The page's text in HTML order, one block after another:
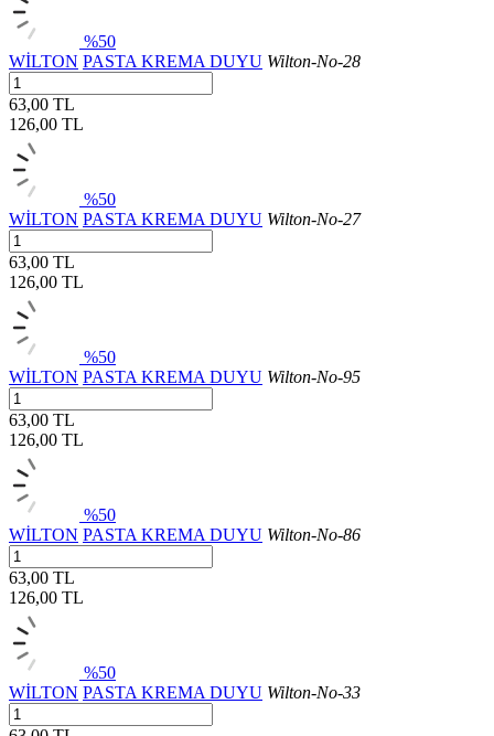
%50
WİLTON PASTA KREMA DUYU Wilton-No-28
63,00 TL
126,00 TL
%50
WİLTON PASTA KREMA DUYU Wilton-No-27
63,00 TL
126,00 TL
%50
WİLTON PASTA KREMA DUYU Wilton-No-95
63,00 TL
126,00 TL
%50
WİLTON PASTA KREMA DUYU Wilton-No-86
63,00 TL
126,00 TL
%50
WİLTON PASTA KREMA DUYU Wilton-No-33